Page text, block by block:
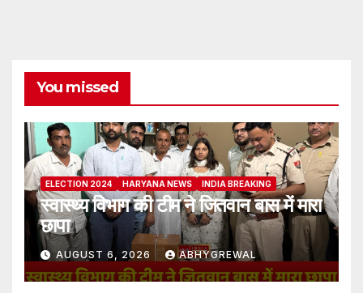
You missed
ELECTION 2024 HARYANA NEWS INDIA BREAKING
स्वास्थ्य विभाग की टीम ने जितवान बास में मारा
छापा
AUGUST 6, 2026 ABHYGREWAL